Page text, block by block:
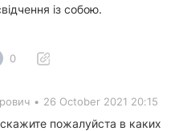
із собою.
0
• 26 October 2021 20:15
пожалуйста в каких